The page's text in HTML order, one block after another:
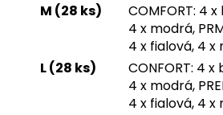
M (28 ks)
COMFORT: 4
4 x modrá,
4 x fialová, 4
L (28 ks)
CONFORT: 4
4 x modrá,
4 x fialová, 4